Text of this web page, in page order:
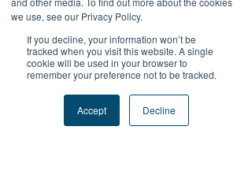
we use, see our Privacy Policy.
If you decline, your information won’t be
tracked when you visit this website. A single
cookie will be used in your browser to
remember your preference not to be tracked.
Accept Decline